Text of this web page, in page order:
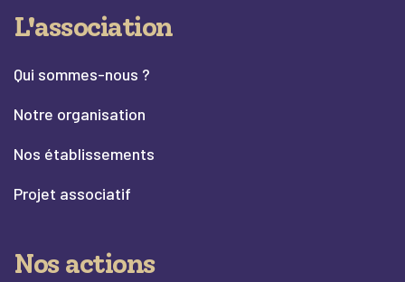
L'association
Qui sommes-nous ?
Notre organisation
Nos établissements
Projet associatif
Nos actions